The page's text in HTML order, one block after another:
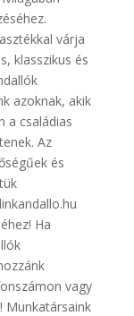
várja
klasszikus és
azoknak, akik
a családias
Az
és
Ha
vagy
Munkatársaink